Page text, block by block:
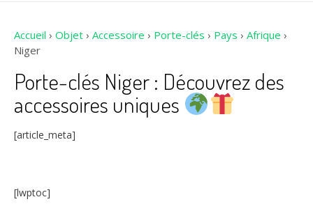
Accueil › Objet › Accessoire › Porte-clés › Pays › Afrique ›
Niger
Porte-clés Niger : Découvrez des
accessoires uniques
[article_meta]
[lwptoc]